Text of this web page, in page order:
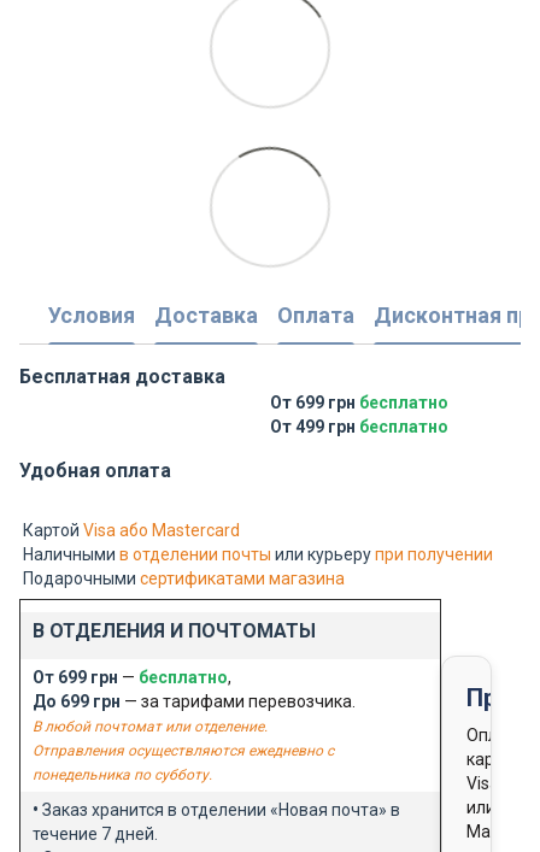
Условия Доставка Оплата Дисконтная
Бесплатная доставка
От 699 грн бесплатно
От 499 грн бесплатно
Удобная оплата
Картой Visa або Mastercard
Наличными в отделении почты или курьерупри получении
Подарочными сертификатами магазина
В ОТДЕЛЕНИЯ И ПОЧТОМАТЫ
От 699 грн — бесплатно,
До 699 грн — за тарифами перевозчика.
В любой почтомат или отделение.
Отправления осуществляются ежедневно с
понедельника по субботу.
• Заказ хранится в отделении «Новая почта» в
течение 7 дней.
Оплата
картой
Visa
или